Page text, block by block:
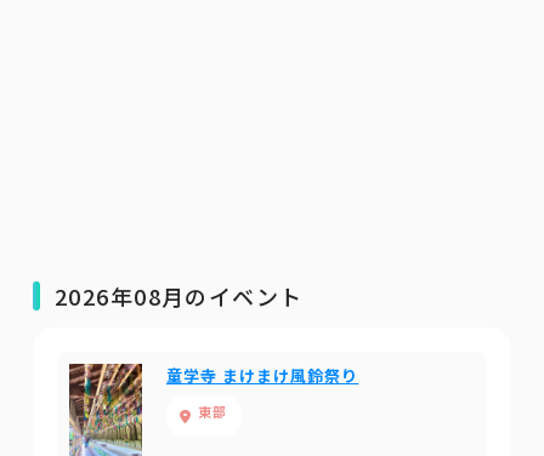
2026年08月のイベント
童学寺 まけまけ風鈴祭り
東部